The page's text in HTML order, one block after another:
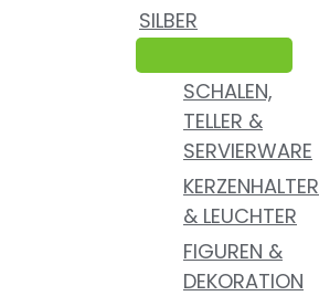
SILBER
SCHALEN,
TELLER &
SERVIERWARE
KERZENHALTER
& LEUCHTER
FIGUREN &
DEKORATION